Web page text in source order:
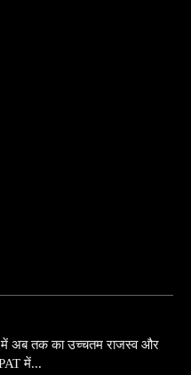
में अब तक का उच्चतम राजस्व और
में...